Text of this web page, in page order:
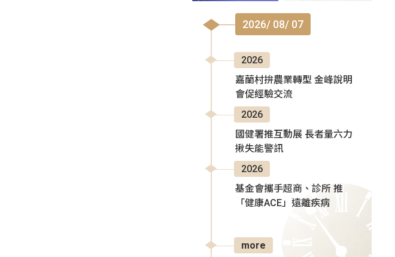
2026/ 08/ 07
2026
嘉蘭村拚農業轉型 金峰說明
會促經驗交流
2026
國健署推互動展 長者量六力
揪失能警訊
2026
基金會攜手超商、診所 推
「健康ACE」遠離疾病
more